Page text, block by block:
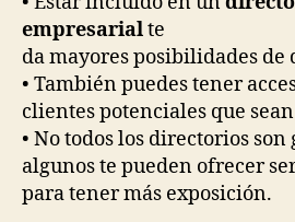
empresarialte
da mayores posibilidades de
• También puedes tener
clientes potenciales que
• No todos los directorios
algunos te pueden ofrecer
para tener más exposición.